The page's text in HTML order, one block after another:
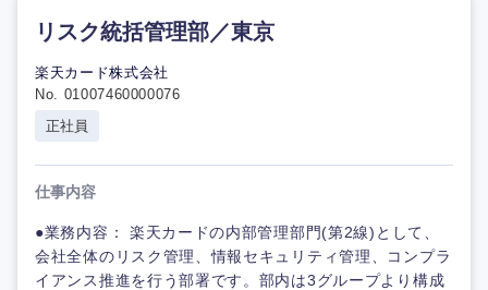
リスク統括管理部／東京
楽天カード株式会社
No. 01007460000076
正社員
仕事内容
●業務内容： 楽天カードの内部管理部門(第2線)として、
会社全体のリスク管理、情報セキュリティ管理、コンプラ
イアンス推進を行う部署です。部内は3グループより構成